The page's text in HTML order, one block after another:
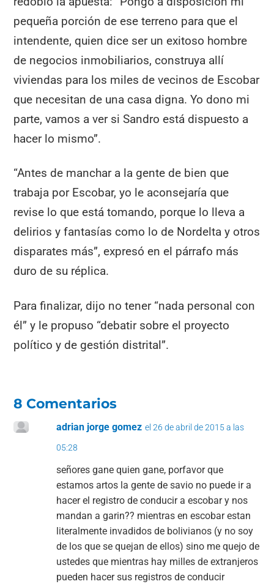
pequeña porción de ese terreno para que el
intendente, quien dice ser un exitoso hombre
de negocios inmobiliarios, construya allí
viviendas para los miles de vecinos de Escobar
que necesitan de una casa digna. Yo dono mi
parte, vamos a ver si Sandro está dispuesto a
hacer lo mismo”.
“Antes de manchar a la gente de bien que
trabaja por Escobar, yo le aconsejaría que
revise lo que está tomando, porque lo lleva a
delirios y fantasías como lo de Nordelta y otros
disparates más”, expresó en el párrafo más
duro de su réplica.
Para finalizar, dijo no tener “nada personal con
él” y le propuso “debatir sobre el proyecto
político y de gestión distrital”.
8 Comentarios
adrian jorge gomez el 26 de abril de 2015 a las
05:28
señores gane quien gane, porfavor que
estamos artos la gente de savio no puede ir a
hacer el registro de conducir a escobar y nos
mandan a garin?? mientras en escobar estan
literalmente invadidos de bolivianos (y no soy
de los que se quejan de ellos) sino me quejo de
ustedes que mientras hay milles de extranjeros
pueden hacer sus registros de conducir